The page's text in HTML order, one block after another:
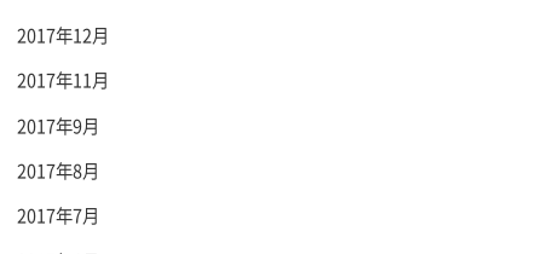
2017年12月
2017年11月
2017年9月
2017年8月
2017年7月